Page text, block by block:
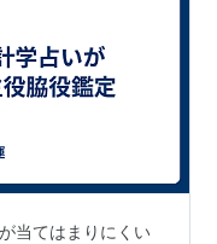
当てはまりにくい